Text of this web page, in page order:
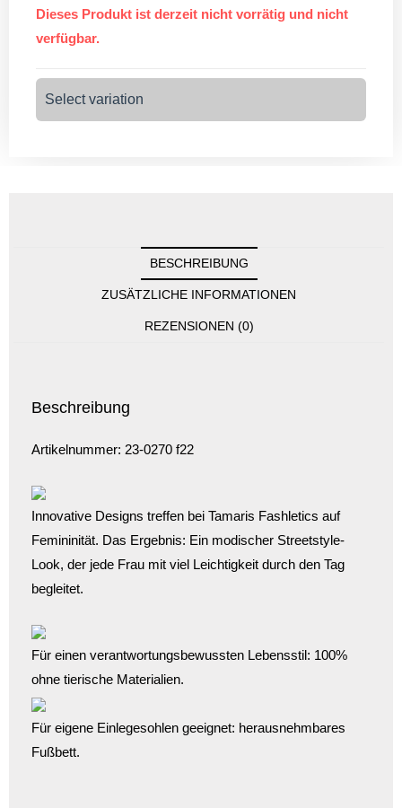
Dieses Produkt ist derzeit nicht vorrätig und nicht
verfügbar.
Select variation
BESCHREIBUNG
ZUSÄTZLICHE INFORMATIONEN
REZENSIONEN (0)
Beschreibung
Artikelnummer: 23-0270 f22
Innovative Designs treffen bei Tamaris Fashletics auf
Femininität. Das Ergebnis: Ein modischer Streetstyle-
Look, der jede Frau mit viel Leichtigkeit durch den Tag
begleitet.
Für einen verantwortungsbewussten Lebensstil: 100%
ohne tierische Materialien.
Für eigene Einlegesohlen geeignet: herausnehmbares
Fußbett.